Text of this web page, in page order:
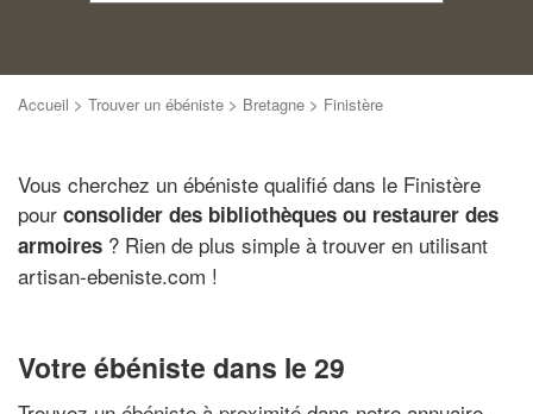
Accueil > Trouver un ébéniste > Bretagne > Finistère
Vous cherchez un ébéniste qualifié dans le Finistère
pour consolider des bibliothèques ou restaurer des
armoires ? Rien de plus simple à trouver en utilisant
artisan-ebeniste.com !
Votre ébéniste dans le 29